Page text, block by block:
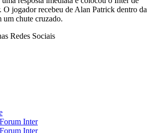
O jogador recebeu de Alan Patrick dentro da
um chute cruzado.
Redes Sociais